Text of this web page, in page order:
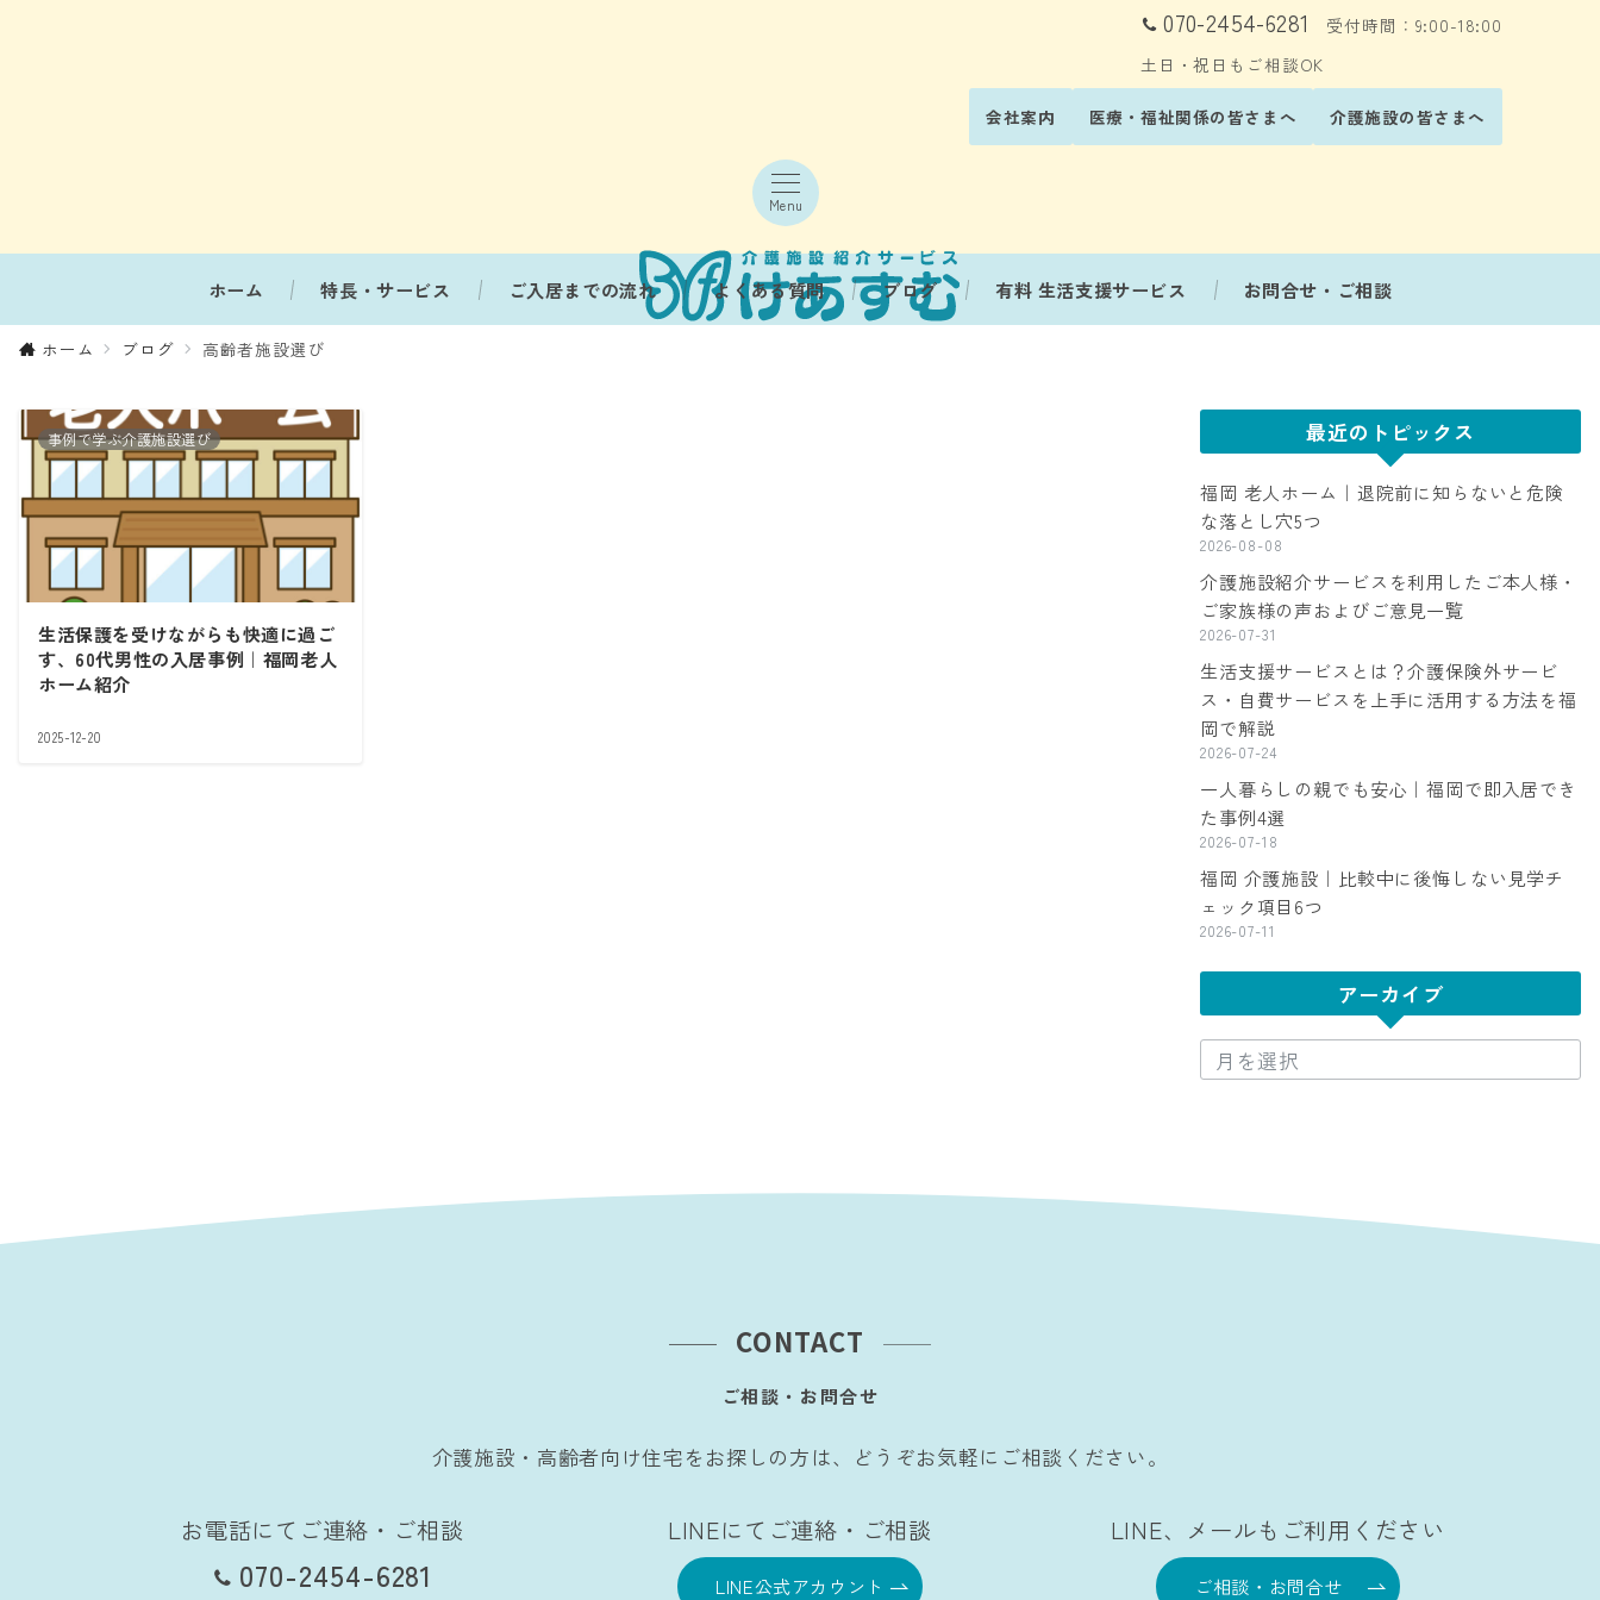
070-2454-6281
受付時間：9:00-18:00
土日・祝日もご相談OK
会社案内 医療・福祉関係の皆さまへ 介護施設の皆さまへ
Menu
ホーム 特長・サービス ご入居までの流れ よくある質問 ブログ 有料 生活支援サービス お問合せ・ご相談
ホーム ブログ 高齢者施設選び
事例で学ぶ介護施設選び
生活保護を受けながらも快適に過ご
す、60代男性の入居事例｜福岡老人
ホーム紹介
2025-12-20
最近のトピックス
福岡 老人ホーム｜退院前に知らないと危険
な落とし穴5つ
2026-08-08
介護施設紹介サービスを利用したご本人様・
ご家族様の声およびご意見一覧
2026-07-31
生活支援サービスとは？介護保険外サービ
ス・自費サービスを上手に活用する方法を福
岡で解説
2026-07-24
一人暮らしの親でも安心｜福岡で即入居でき
た事例4選
2026-07-18
福岡 介護施設｜比較中に後悔しない見学チ
ェック項目6つ
2026-07-11
アーカイブ
ー
CONTACT
ご相談・お問合せ
介護施設・高齢者向け住宅をお探しの方は、どうぞお気軽にご相談ください。
お電話にてご連絡・ご相談
070-2454-6281
LINEにてご連絡・ご相談
LINE公式アカウント
LINE、メールもご利用ください
ご相談・お問合せ